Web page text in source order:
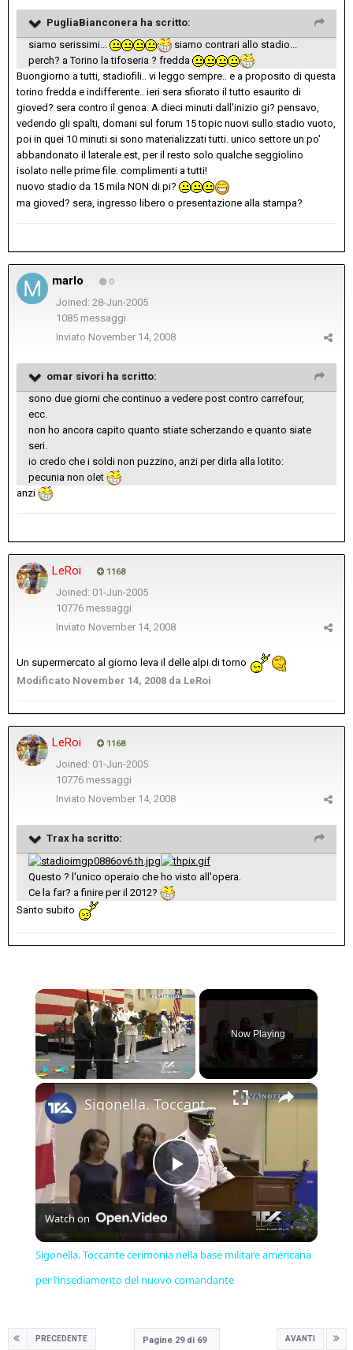
PugliaBianconera ha scritto:
siamo serissimi...
siamo contrari allo stadio...
perch? a Torino la tifoseria ? fredda
Buongiorno a tutti, stadiofili.. vi leggo sempre.. e a proposito di questa
torino fredda e indifferente.. ieri sera sfiorato il tutto esaurito di
gioved? sera contro il genoa. A dieci minuti dall'inizio gi? pensavo,
vedendo gli spalti, domani sul forum 15 topic nuovi sullo stadio vuoto,
poi in quei 10 minuti si sono materializzati tutti. unico settore un po'
abbandonato il laterale est, per il resto solo qualche seggiolino
isolato nelle prime file. complimenti a tutti!
nuovo stadio da 15 mila NON di pi?
ma gioved? sera, ingresso libero o presentazione alla stampa?
marlo 0
Joined: 28-Jun-2005
1085 messaggi
Inviato November 14, 2008
omar sivori ha scritto:
sono due giorni che continuo a vedere post contro carrefour,
ecc.
non ho ancora capito quanto stiate scherzando e quanto siate
seri.
io credo che i soldi non puzzino, anzi per dirla alla lotito:
pecunia non olet
anzi
LeRoi 1168
Joined: 01-Jun-2005
10776 messaggi
Inviato November 14, 2008
Un supermercato al giorno leva il delle alpi di torno
Modificato November 14, 2008 da LeRoi
LeRoi 1168
Joined: 01-Jun-2005
10776 messaggi
Inviato November 14, 2008
Trax ha scritto:
Questo ? l'unico operaio che ho visto all'opera.
Ce la far? a finire per il 2012?
Santo subito
×
Now Playing
×
Play
Video
Sigonella. Toccante cerimonia nella base militare americana per l’insediamento del nuovo comandante
Watch on
Sigonella. Toccante cerimonia nella base militare americana
per l’insediamento del nuovo comandante
PRECEDENTE AVANTI
Pagine 29 di 69